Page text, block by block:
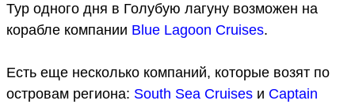
Тур одного дня в Голубую лагуну возможен на
корабле компании Blue Lagoon Cruises.
Есть еще несколько компаний, которые возят по
островам региона: South Sea Cruises и Captain